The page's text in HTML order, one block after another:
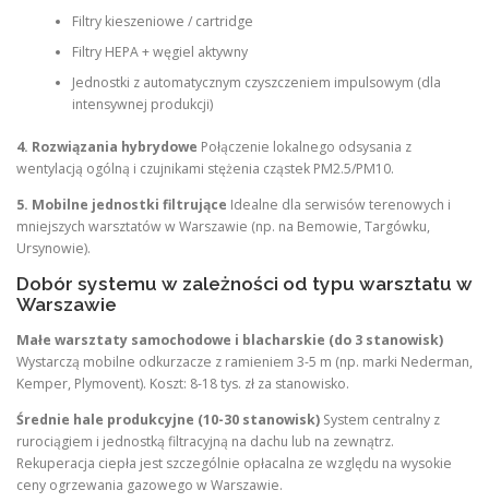
Filtry kieszeniowe / cartridge
Filtry HEPA + węgiel aktywny
Jednostki z automatycznym czyszczeniem impulsowym (dla
intensywnej produkcji)
4. Rozwiązania hybrydowe Połączenie lokalnego odsysania z
wentylacją ogólną i czujnikami stężenia cząstek PM2.5/PM10.
5. Mobilne jednostki filtrujące Idealne dla serwisów terenowych i
mniejszych warsztatów w Warszawie (np. na Bemowie, Targówku,
Ursynowie).
Dobór systemu w zależności od typu warsztatu w
Warszawie
Małe warsztaty samochodowe i blacharskie (do 3 stanowisk)
Wystarczą mobilne odkurzacze z ramieniem 3-5 m (np. marki Nederman,
Kemper, Plymovent). Koszt: 8-18 tys. zł za stanowisko.
Średnie hale produkcyjne (10-30 stanowisk) System centralny z
rurociągiem i jednostką filtracyjną na dachu lub na zewnątrz.
Rekuperacja ciepła jest szczególnie opłacalna ze względu na wysokie
ceny ogrzewania gazowego w Warszawie.